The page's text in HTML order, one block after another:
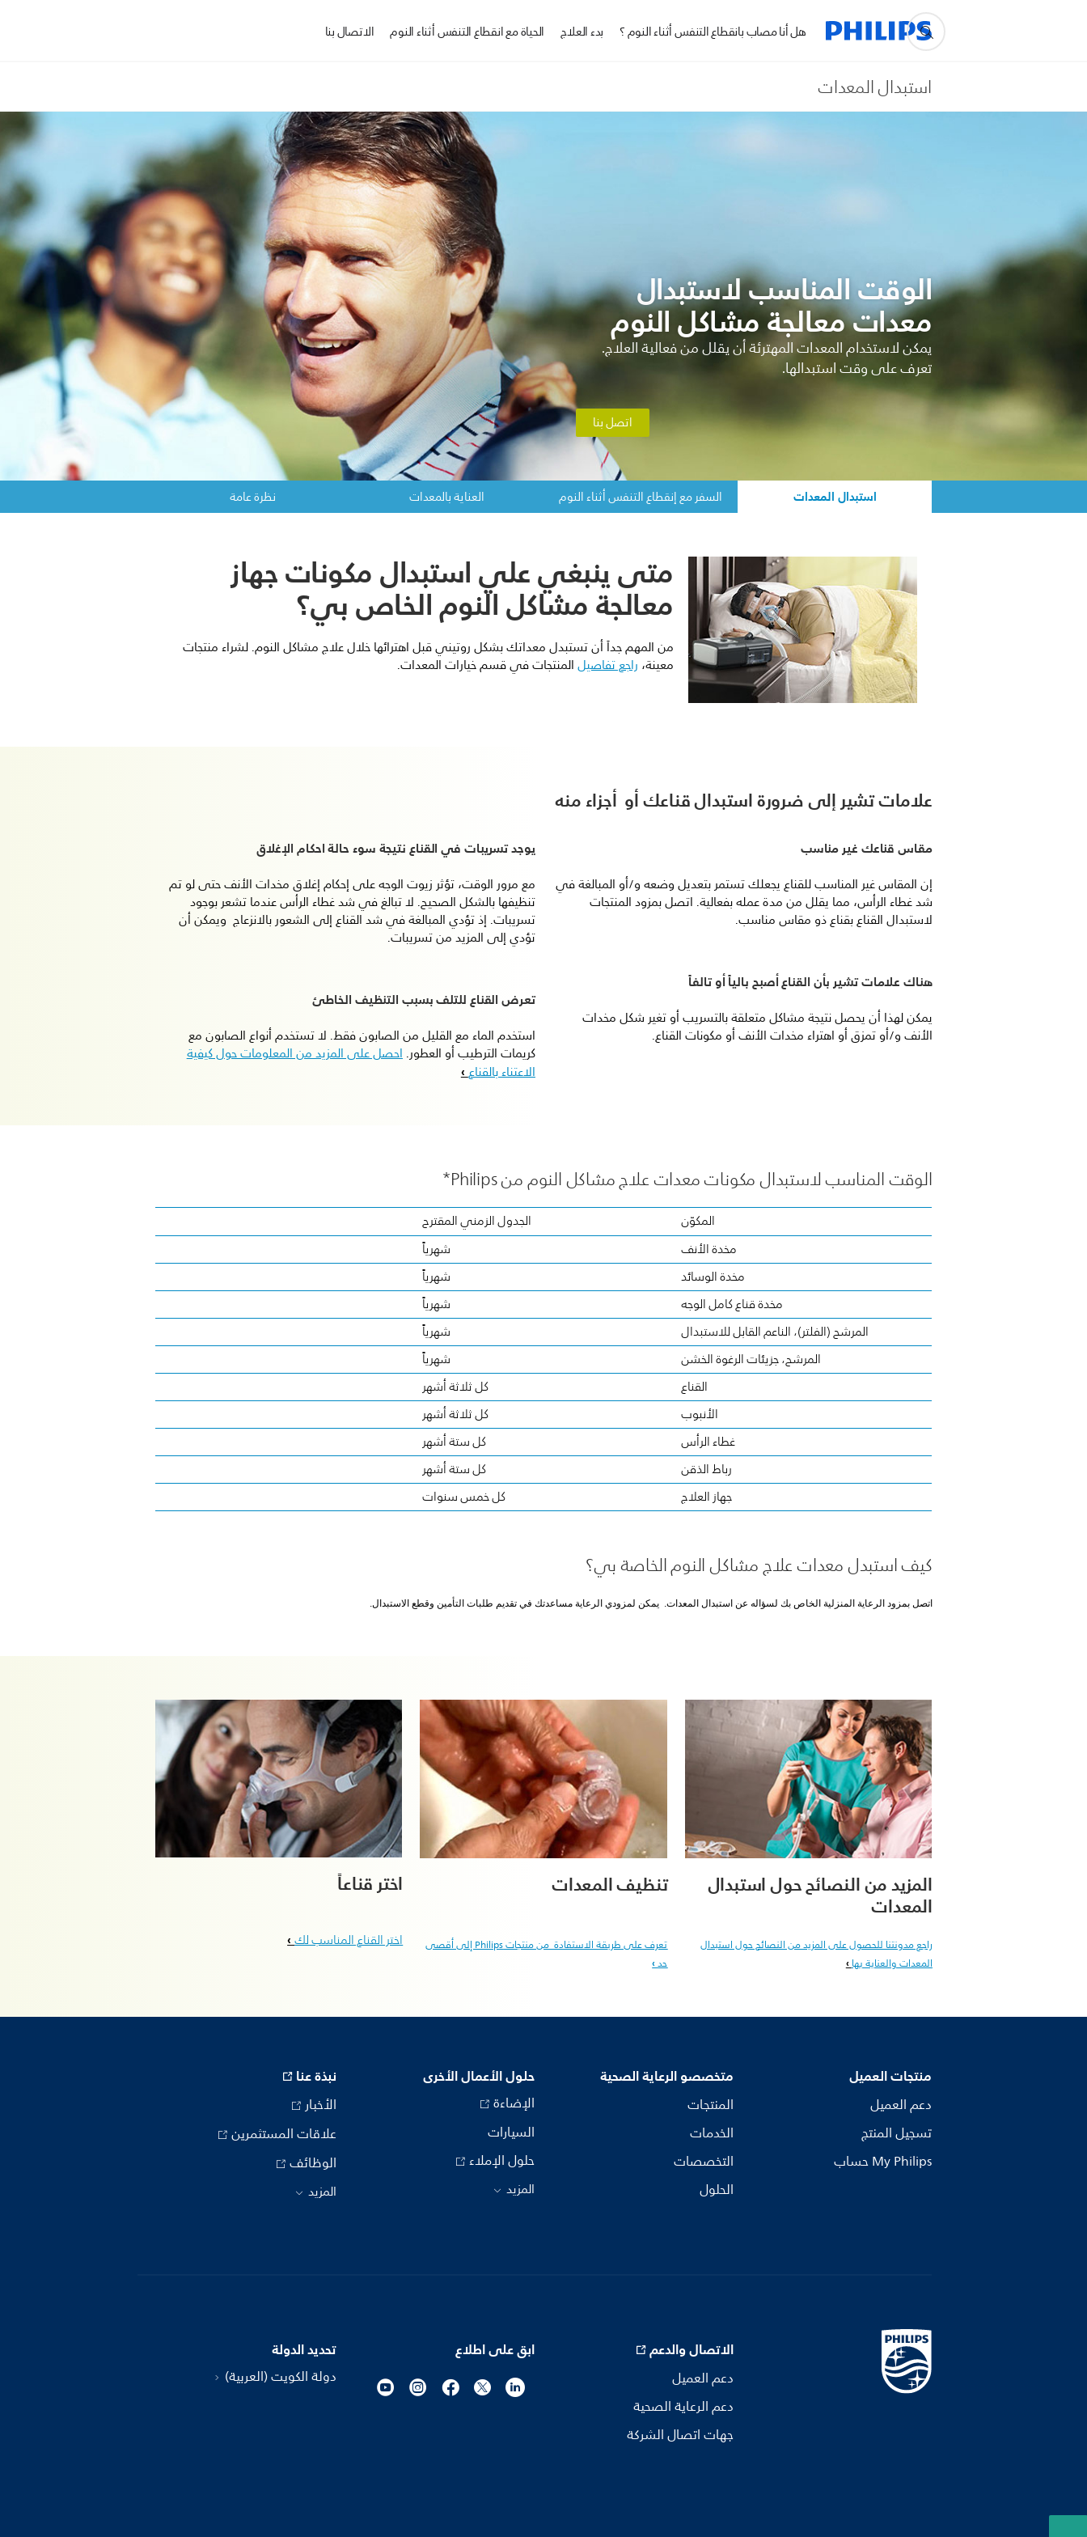
هل أنا مصاب بانقطاع التنفس أثناء النوم ؟ بدء العلاج الحياة مع انقطاع التنفس أثناء النوم الاتصال بنا
استبدال المعدات
الوقت المناسب لاستبدال
معدات معالجة مشاكل النوم
يمكن لاستخدام المعدات المهترئة أن يقلل من فعالية العلاج.
تعرف على وقت استبدالها.
اتصل بنا
نظرة عامة العناية بالمعدات السفر مع إنقطاع التنفس أثناء النوم استبدال المعدات
متى ينبغي علي استبدال مكونات جهاز
معالجة مشاكل النوم الخاص بي؟
من المهم جداَ أن تستبدل معداتك بشكل روتيني قبل اهترائها خلال علاج مشاكل النوم. لشراء منتجات
معينة، راجع تفاصيل المنتجات في قسم خيارات المعدات.
علامات تشير إلى ضرورة استبدال قناعك أو أجزاء منه
يوجد تسريبات في القناع نتيجة سوء حالة احكام الإغلاق
مع مرور الوقت، تؤثر زيوت الوجه على إحكام إغلاق مخدات الأنف حتى لو تم
تنظيفها بالشكل الصحيح. لا تبالغ في شد غطاء الرأس عندما تشعر بوجود
تسريبات. إذ تؤدي المبالغة في شد القناع إلى الشعور بالانزعاج ويمكن أن
تؤدي إلى المزيد من تسريبات.
تعرض القناع للتلف بسبب التنظيف الخاطئ
استخدم الماء مع القليل من الصابون فقط. لا تستخدم أنواع الصابون مع
كريمات الترطيب أو العطور.احصل على المزيد من المعلومات حول كيفية
الاعتناء بالقناع
مقاس قناعك غير مناسب
إن المقاس غير المناسب للقناع يجعلك تستمر بتعديل وضعه و/أو المبالغة في
شد غطاء الرأس، مما يقلل من مدة عمله بفعالية. اتصل بمزود المنتجات
لاستبدال القناع بقناع ذو مقاس مناسب.
هناك علامات تشير بأن القناع أصبح بالياً أو تالفاً
يمكن لهذا أن يحصل نتيجة مشاكل متعلقة بالتسريب أو تغير شكل مخدات
الأنف و/أو تمزق أو اهتراء مخدات الأنف أو مكونات القناع.
الوقت المناسب لاستبدال مكونات معدات علاج مشاكل النوم من Philips*
المكوّن
الجدول الزمني المقترح
مخدة الأنف
شهرياً
مخدة الوسائد
شهرياً
مخدة قناع كامل الوجه
شهرياً
المرشح (الفلتر)، الناعم القابل للاستبدال
شهرياً
المرشح، جزيئات الرغوة الخشن
شهرياً
القناع
كل ثلاثة أشهر
الأنبوب
كل ثلاثة أشهر
غطاء الرأس
كل ستة أشهر
رباط الذقن
كل ستة أشهر
جهاز العلاج
كل خمس سنوات
كيف استبدل معدات علاج مشاكل النوم الخاصة بي؟
اتصل بمزود الرعاية المنزلية الخاص بك لسؤاله عن استبدال المعدات. يمكن لمزودي الرعاية مساعدتك في تقديم طلبات التأمين وقطع الاستبدال.
اختر قناعاً
اختر القناع المناسب لك
تنظيف المعدات
تعرف على طريقة الاستفادة من منتجات Philips إلى أقصى
حد
المزيد من النصائح حول استبدال
المعدات
راجع مدونتنا للحصول على المزيد من النصائح حول استبدال
المعدات والعناية بها
منتجات العميل
دعم العميل
تسجيل المنتج
My Philips حساب
متخصصو الرعاية الصحية
المنتجات
الخدمات
التخصصات
الحلول
حلول الأعمال الأخرى
الإضاءة
السيارات
حلول الإملاء
المزيد
نبذة عنا
الأخبار
علاقات المستثمرين
الوظائف
المزيد
الاتصال والدعم
دعم العميل
دعم الرعاية الصحية
جهات اتصال الشركة
ابق على اطلاع تحديد الدولة
دولة الكويت (العربية)